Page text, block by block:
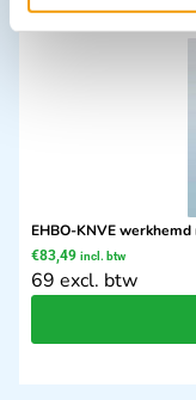
EHBO-KNVE
€83,49 incl. btw
69 excl. btw